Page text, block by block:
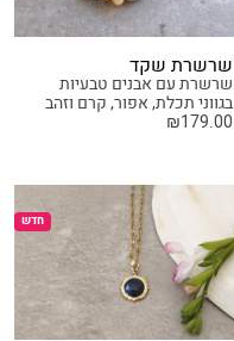
שרשרת שקד
שרשרת עם אבנים טבעיות
בגווני תכלת, אפור, קרם וזהב
₪179.00
חדש